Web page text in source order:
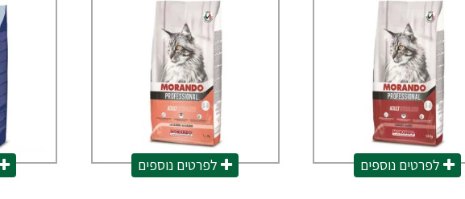
לפרטים נוספים לפרטים נוספים